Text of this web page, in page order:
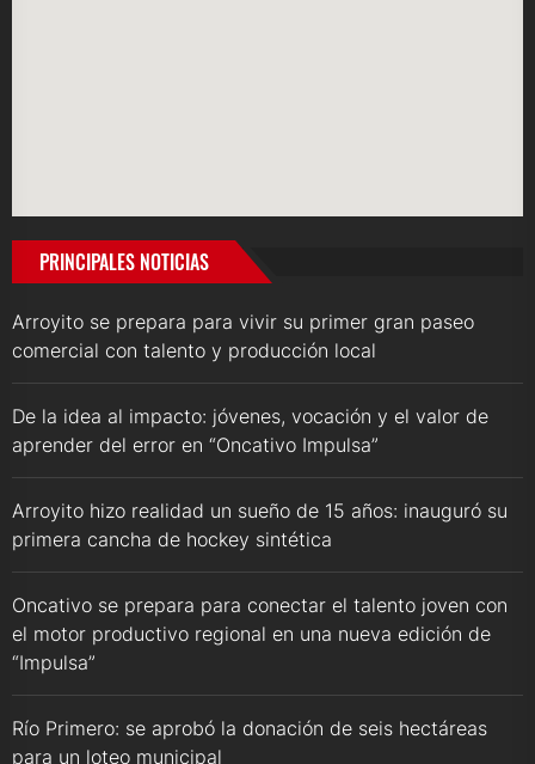
PRINCIPALES NOTICIAS
Arroyito se prepara para vivir su primer gran paseo
comercial con talento y producción local
De la idea al impacto: jóvenes, vocación y el valor de
aprender del error en “Oncativo Impulsa”
Arroyito hizo realidad un sueño de 15 años: inauguró su
primera cancha de hockey sintética
Oncativo se prepara para conectar el talento joven con
el motor productivo regional en una nueva edición de
“Impulsa”
Río Primero: se aprobó la donación de seis hectáreas
para un loteo municipal